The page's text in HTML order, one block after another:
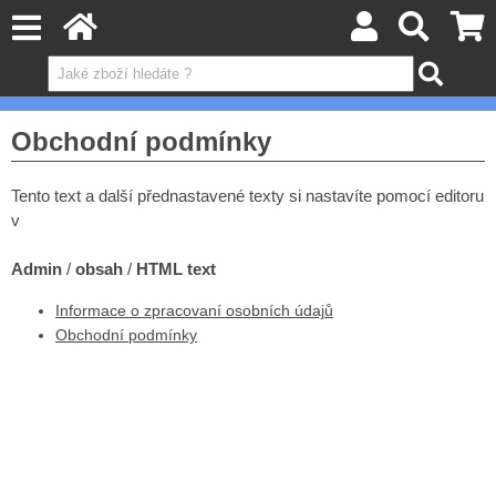
Obchodní podmínky
Tento text a další přednastavené texty si nastavíte pomocí editoru
v
Admin / obsah / HTML text
Informace o zpracovaní osobních údajů
Obchodní podmínky